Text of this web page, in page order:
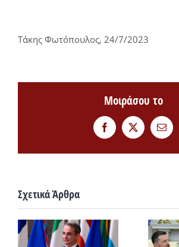
Τάκης Φωτόπουλος, 24/7/2023
Μοιράσου το
FacebookTwitterEmail
Σχετικά Άρθρα